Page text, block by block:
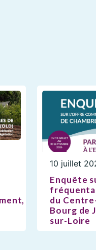
10 juillet
Enquête
du
Bourg de
sur-Loire